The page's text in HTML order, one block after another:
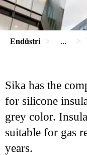
Endüstri ...
Sika has the
for silicone
grey color.
suitable for gas
years.